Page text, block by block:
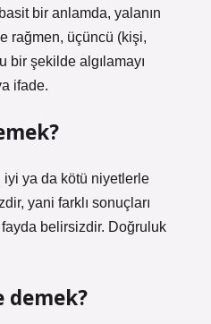
bir anlamda, yalanın
rağmen, üçüncü (kişi,
bir şekilde algılamayı
ifade.
ya da kötü niyetlerle
yani farklı sonuçları
belirsizdir. Doğruluk
demek?